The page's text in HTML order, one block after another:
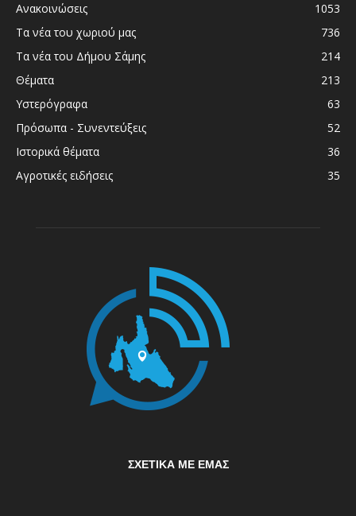
Ανακοινώσεις
1053
Τα νέα του χωριού μας
736
Τα νέα του Δήμου Σάμης
214
Θέματα
213
Υστερόγραφα
63
Πρόσωπα - Συνεντεύξεις
52
Ιστορικά θέματα
36
Αγροτικές ειδήσεις
35
ΣΧΕΤΙΚΆ ΜΕ ΕΜΆΣ